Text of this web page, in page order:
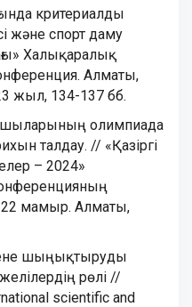
критериалды
және спорт даму
Халықаралық
Алматы,
жыл, 134-137 бб.
олимпиада
талдау. // «Қазіргі
– 2024»
22 мамыр. Алматы,
шыңықтыруды
рөлі //
scientific and